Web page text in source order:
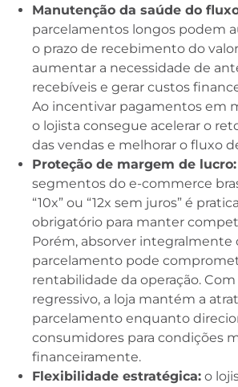
Manutenção da saúde do
parcelamentos longos podem
o prazo de recebimento do
aumentar a necessidade de
recebíveis e gerar custos
Ao incentivar pagamentos em
o lojista consegue acelerar o
das vendas e melhorar o fluxo
Proteção de margem de lucro:
segmentos do e-commerce
“10x” ou “12x sem juros” é
obrigatório para manter
Porém, absorver integralmente
parcelamento pode
rentabilidade da operação.
regressivo, a loja mantém a
parcelamento enquanto
consumidores para condições
financeiramente.
Flexibilidade estratégica: o